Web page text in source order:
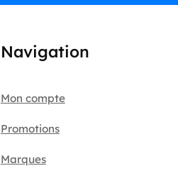
Navigation
Mon compte
Promotions
Marques